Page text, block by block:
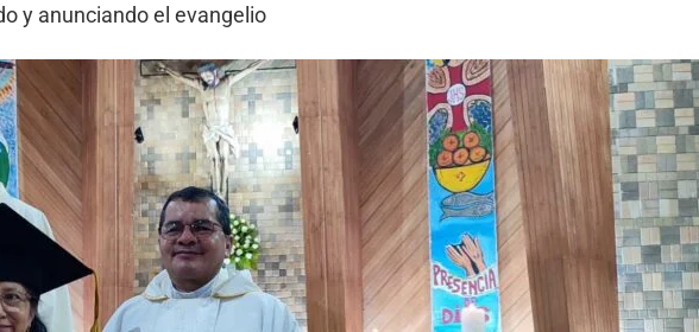
y anunciando el evangelio